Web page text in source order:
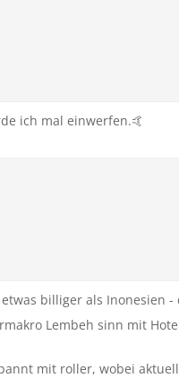
ich mal einwerfen.🤙
billiger als Inonesien
Lembeh sinn mit
mit roller, wobei